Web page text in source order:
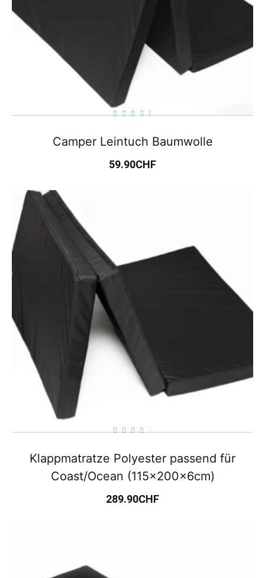
Camper Leintuch Baumwolle
59.90CHF
Klappmatratze Polyester passend für
Coast/Ocean (115x200x6cm)
289.90CHF